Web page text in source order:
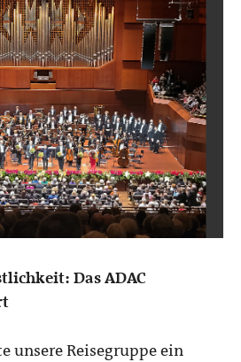
Das ADAC
unsere Reisegruppe ein